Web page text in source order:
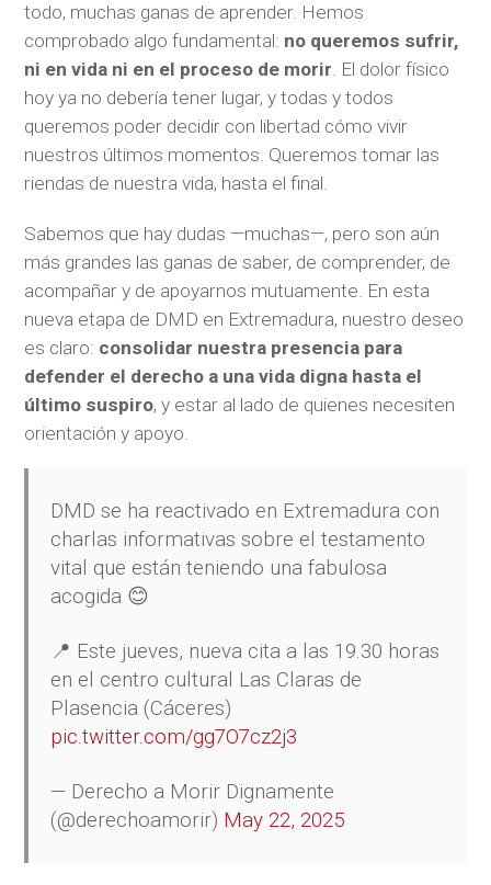
todo, muchas ganas de aprender. Hemos
comprobado algo fundamental: no queremos sufrir,
ni en vida ni en el proceso de morir. El dolor físico
hoy ya no debería tener lugar, y todas y todos
queremos poder decidir con libertad cómo vivir
nuestros últimos momentos. Queremos tomar las
riendas de nuestra vida, hasta el final.
Sabemos que hay dudas —muchas—, pero son aún
más grandes las ganas de saber, de comprender, de
acompañar y de apoyarnos mutuamente. En esta
nueva etapa de DMD en Extremadura, nuestro deseo
es claro: consolidar nuestra presencia para
defender el derecho a una vida digna hasta el
último suspiro, y estar al lado de quienes necesiten
orientación y apoyo.
DMD se ha reactivado en Extremadura con
charlas informativas sobre el testamento
vital que están teniendo una fabulosa
acogida 😊
📍 Este jueves, nueva cita a las 19.30 horas
en el centro cultural Las Claras de
Plasencia (Cáceres)
pic.twitter.com/gg7O7cz2j3
— Derecho a Morir Dignamente
(@derechoamorir) May 22, 2025